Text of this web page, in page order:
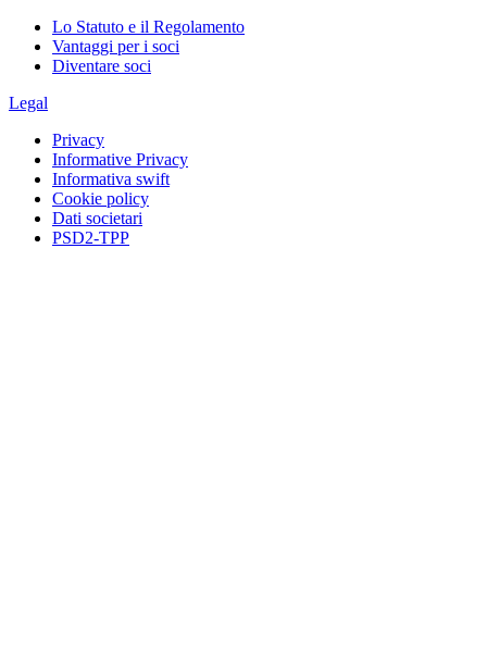
Lo Statuto e il Regolamento
Vantaggi per i soci
Diventare soci
Legal
Privacy
Informative Privacy
Informativa swift
Cookie policy
Dati societari
PSD2-TPP